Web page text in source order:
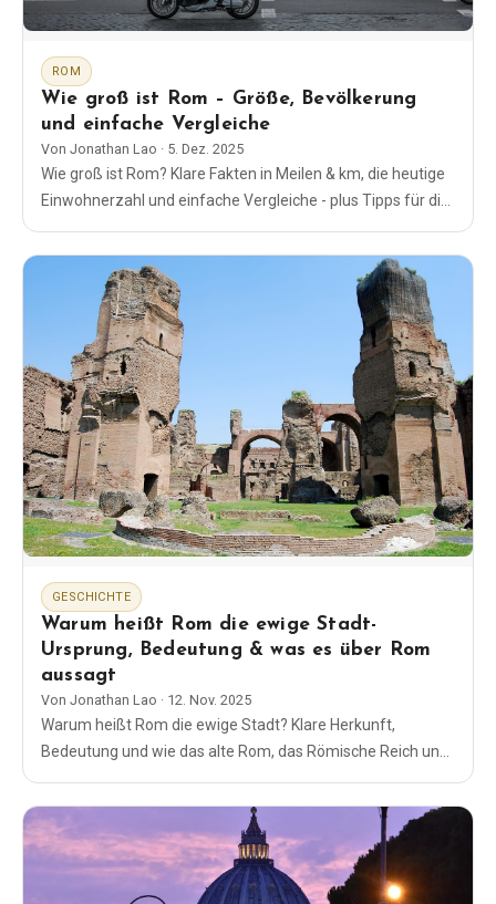
ROM
Wie groß ist Rom – Größe, Bevölkerung
und einfache Vergleiche
Von Jonathan Lao · 5. Dez. 2025
Wie groß ist Rom? Klare Fakten in Meilen & km, die heutige
Einwohnerzahl und einfache Vergleiche - plus Tipps für die
Planung Ihrer Zeit in der Stadt.
GESCHICHTE
Warum heißt Rom die ewige Stadt-
Ursprung, Bedeutung & was es über Rom
aussagt
Von Jonathan Lao · 12. Nov. 2025
Warum heißt Rom die ewige Stadt? Klare Herkunft,
Bedeutung und wie das alte Rom, das Römische Reich und
das Papsttum dafür sorgten, dass sich "Roma" zeitlos
anfühlt.